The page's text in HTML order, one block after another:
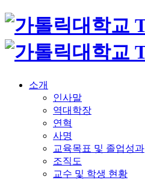
소개
인사말
역대학장
연혁
사명
교육목표 및 졸업성과
조직도
교수 및 학생 현황